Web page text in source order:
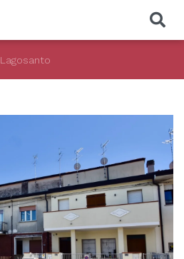
CERCA
Lagosanto